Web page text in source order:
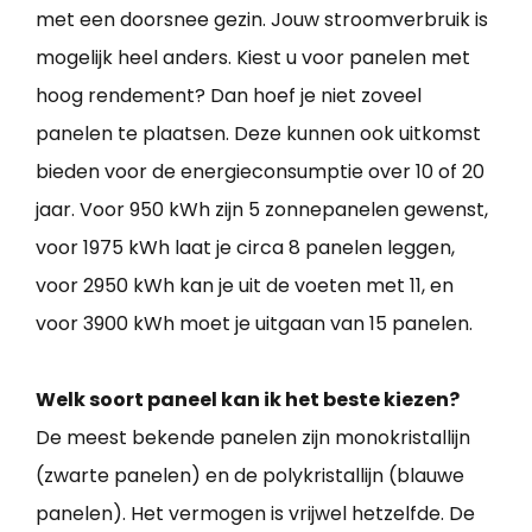
met een doorsnee gezin. Jouw stroomverbruik is
mogelijk heel anders. Kiest u voor panelen met
hoog rendement? Dan hoef je niet zoveel
panelen te plaatsen. Deze kunnen ook uitkomst
bieden voor de energieconsumptie over 10 of 20
jaar. Voor 950 kWh zijn 5 zonnepanelen gewenst,
voor 1975 kWh laat je circa 8 panelen leggen,
voor 2950 kWh kan je uit de voeten met 11, en
voor 3900 kWh moet je uitgaan van 15 panelen.
Welk soort paneel kan ik het beste kiezen?
De meest bekende panelen zijn monokristallijn
(zwarte panelen) en de polykristallijn (blauwe
panelen). Het vermogen is vrijwel hetzelfde. De